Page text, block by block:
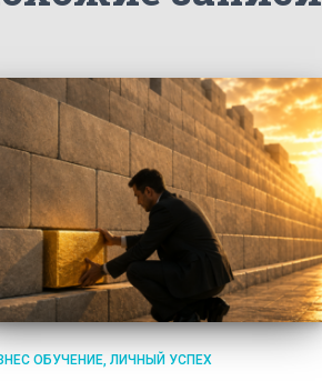
ОБУЧЕНИЕ ЛИЧНЫЙ УСПЕХ